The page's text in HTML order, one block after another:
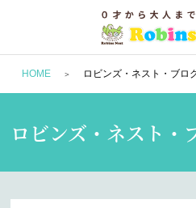
HOME ロビンズ・ネスト・ブロ
ロビンズ・ネスト・